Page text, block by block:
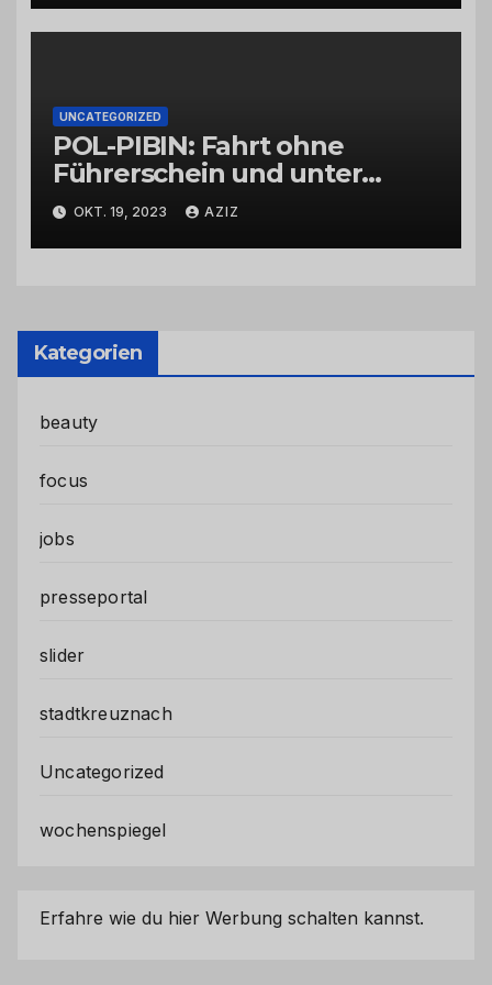
UNCATEGORIZED
POL-PIBIN: Fahrt ohne
Führerschein und unter
Einfluss von Drogen
OKT. 19, 2023 AZIZ
Kategorien
beauty
focus
jobs
presseportal
slider
stadtkreuznach
Uncategorized
wochenspiegel
Erfahre wie du hier Werbung schalten kannst.